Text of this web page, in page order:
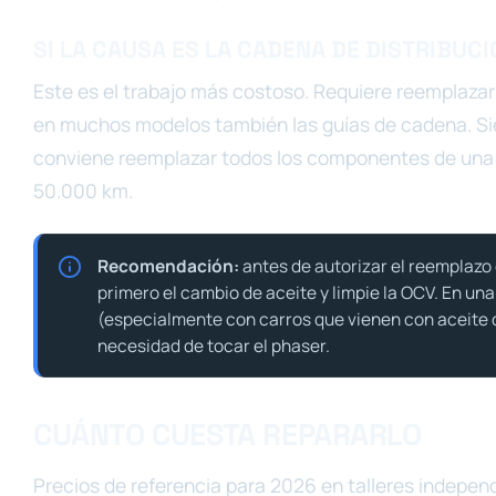
Este es el trabajo más costoso. Requiere
en muchos modelos también las guías de cadena.
conviene reemplazar todos los componentes de
50.000 km.
Recomendación:antes de autorizar el
primero el cambio de aceite y limpie la OCV. En
(especialmente con carros que vienen con aceite
necesidad de tocar el phaser.
Precios de referencia para 2026 en talleres